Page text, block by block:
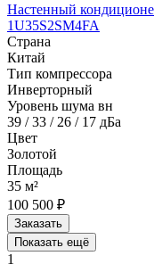
Настенный
1U35S2SM4FA
Страна
Китай
Тип компрессора
Инверторный
Уровень шума вн
39 / 33 / 26 / 17 дБа
Цвет
Золотой
Площадь
35 м²
100 500 ₽
Заказать
Показать ещё
1